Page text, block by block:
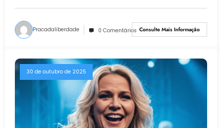
Pracadaliberdade 0 Comentários Consulte Mais Informação
30 de outubro de 2025